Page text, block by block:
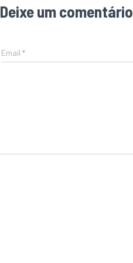
Deixe um comentário
Email*